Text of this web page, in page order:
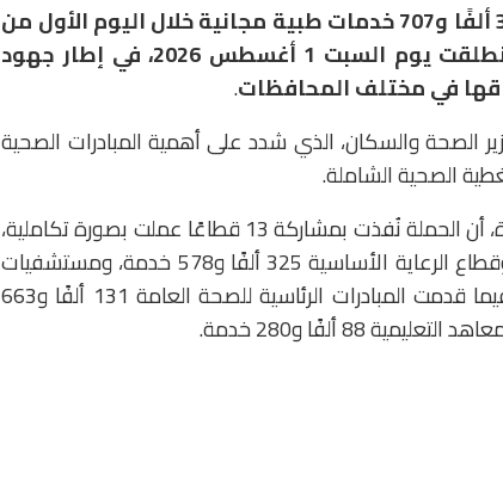
أعلنت وزارة الصحة والسكان، تقديم مليون و364 ألفًا و707 خدمات طبية مجانية خلال اليوم الأول من
النسخة الرابعة لحملة «100 يوم صحة»، التي انطلقت يوم السبت 1 أغسطس 2026، في إطار جهود
في مختلف المحافظات.
الصحة والسكان، الذي شدد على أهمية المبادرات الصحية
الصحية الشاملة.
وأوضح الدكتور حسام عبدالغفار المتحدث الرسمي للوزارة، أن الحملة نُفذت بمشاركة 13 قطاعًا عملت بصورة تكاملية،
حيث قدم قطاع الرعاية العلاجية 397 ألفًا و80 خدمة، وقطاع الرعاية الأساسية 325 ألفًا و578 خدمة، ومستشفيات
الهيئة العامة للتأمين الصحي 185 ألفًا و767 خدمة، فيما قدمت المبادرات الرئاسية للصحة العامة 131 ألفًا و663
88 ألفًا و280 خدمة.